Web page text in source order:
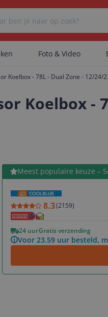
Er zijn
Er zijn
Foto & Video
Koelbox - 78L - Dual Zone - 12/24/
Koelbox
Meest populaire keuze –
8.3(2159)
24 uurGratis verzending
Voor 23.59 uur besteld,
Bekijk product